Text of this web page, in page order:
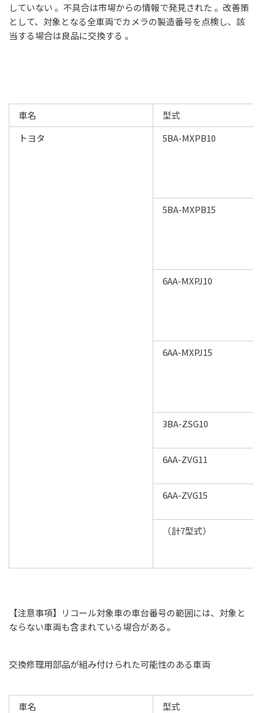
していない 。不具合は市場からの情報で発見された 。改善策
として、対象となる全車両でカメラの製造番号を点検し、該
当する場合は良品に交換する 。
車名
型式
トヨタ
5BA-MXPB10
5BA-MXPB15
6AA-MXPJ10
6AA-MXPJ15
3BA-ZSG10
6AA-ZVG11
6AA-ZVG15
（計7型式）
【注意事項】リコール対象車の車台番号の範囲には、対象と
ならない車両も含まれている場合がある。
交換修理用部品が組み付けられた可能性のある車両
車名 型式